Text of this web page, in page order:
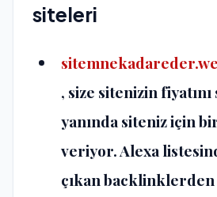
siteleri
, size sitenizin
yanında siteniz için
veriyor. Alexa
çıkan